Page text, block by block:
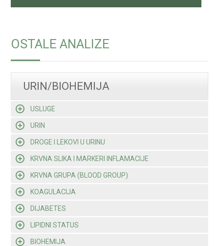
OSTALE ANALIZE
URIN/BIOHEMIJA
USLUGE
URIN
DROGE I LEKOVI U URINU
KRVNA SLIKA I MARKERI INFLAMACIJE
KRVNA GRUPA (BLOOD GROUP)
KOAGULACIJA
DIJABETES
LIPIDNI STATUS
BIOHEMIJA